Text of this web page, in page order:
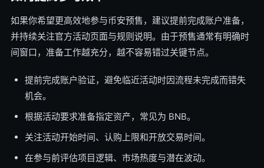
如果你希望更高效地参与币安预售，建议提前完成账户准备，
并持续关注官方活动页面与规则说明。由于预售通常有明确时
间窗口，准备工作越充分，越不容易错过关键节点。
提前完成账户验证，避免临近活动时因流程未完成而错失
机会。
根据活动要求准备指定资产，常见为 BNB。
关注活动开始时间、认购上限和开放交易时间。
在参与前评估项目逻辑、市场热度与潜在波动。